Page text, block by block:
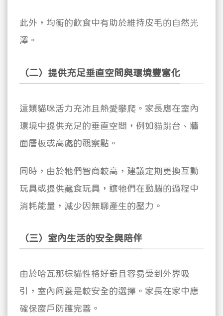
此外，均衡的飲食中有助於維持皮毛的自然光
澤。
（二）提供充足垂直空間與環境豐富化
這類貓咪活力充沛且熱愛攀爬。家長應在室內
環境中提供充足的垂直空間，例如貓跳台、牆
面層板或高處的觀察點。
同時，由於牠們智商較高，建議定期更換互動
玩具或提供藏食玩具，讓牠們在動腦的過程中
消耗能量，減少因無聊產生的壓力。
（三）室內生活的安全與陪伴
由於哈瓦那棕貓性格好奇且容易受到外界吸
引，室內飼養是較安全的選擇。家長在家中應
確保窗戶防護完善。